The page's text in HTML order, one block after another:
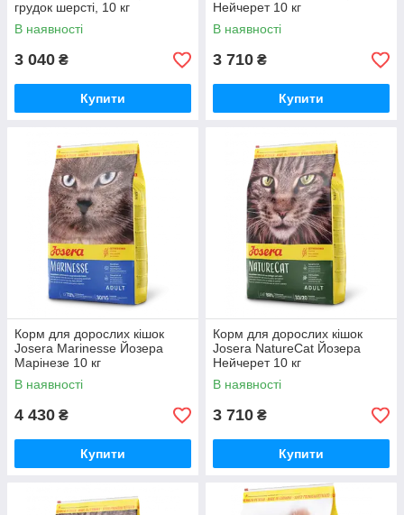
грудок шерсті, 10 кг
В наявності
3 040 ₴
Купити
Нейчерет 10 кг
В наявності
3 710 ₴
Купити
Корм для дорослих кішок
Josera Marinesse Йозера
Марінезе 10 кг
В наявності
4 430 ₴
Купити
Корм для дорослих кішок
Josera NatureCat Йозера
Нейчерет 10 кг
В наявності
3 710 ₴
Купити